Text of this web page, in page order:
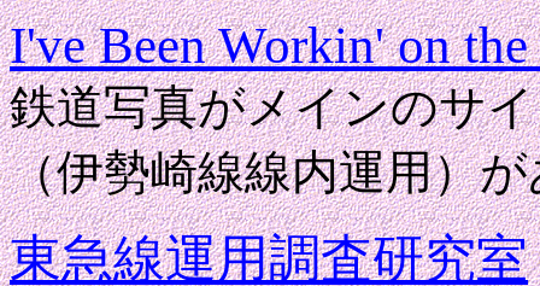
I've Been Workin' on
鉄道写真がメインのサ
（伊勢崎線線内運用）
東急線運用調査研究室